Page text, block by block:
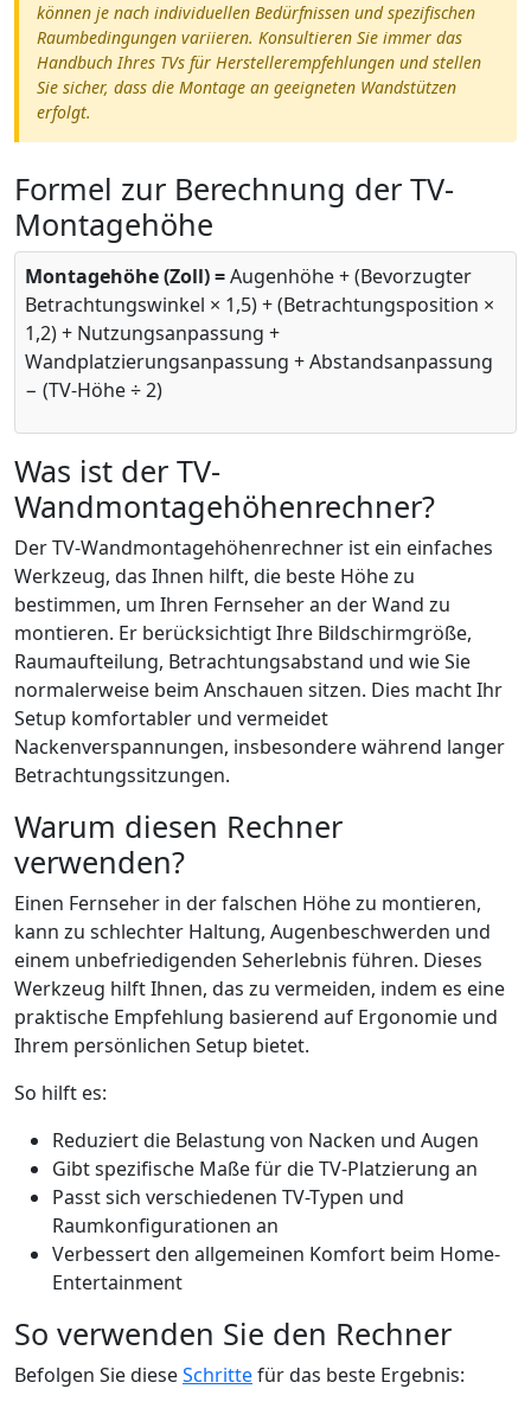
können je nach individuellen Bedürfnissen und spezifischen
Raumbedingungen variieren. Konsultieren Sie immer das
Handbuch Ihres TVs für Herstellerempfehlungen und stellen
Sie sicher, dass die Montage an geeigneten Wandstützen
erfolgt.
Formel zur Berechnung der TV-
Montagehöhe
Montagehöhe (Zoll) =Augenhöhe + (Bevorzugter
Betrachtungswinkel × 1,5) + (Betrachtungsposition ×
1,2) + Nutzungsanpassung +
Wandplatzierungsanpassung + Abstandsanpassung
− (TV-Höhe ÷ 2)
Was ist der TV-
Wandmontagehöhenrechner?
Der TV-Wandmontagehöhenrechner ist ein einfaches
Werkzeug, das Ihnen hilft, die beste Höhe zu
bestimmen, um Ihren Fernseher an der Wand zu
montieren. Er berücksichtigt Ihre Bildschirmgröße,
Raumaufteilung, Betrachtungsabstand und wie Sie
normalerweise beim Anschauen sitzen. Dies macht Ihr
Setup komfortabler und vermeidet
Nackenverspannungen, insbesondere während langer
Betrachtungssitzungen.
Warum diesen Rechner
verwenden?
Einen Fernseher in der falschen Höhe zu montieren,
kann zu schlechter Haltung, Augenbeschwerden und
einem unbefriedigenden Seherlebnis führen. Dieses
Werkzeug hilft Ihnen, das zu vermeiden, indem es eine
praktische Empfehlung basierend auf Ergonomie und
Ihrem persönlichen Setup bietet.
So hilft es:
Reduziert die Belastung von Nacken und Augen
Gibt spezifische Maße für die TV-Platzierung an
Passt sich verschiedenen TV-Typen und
Raumkonfigurationen an
Verbessert den allgemeinen Komfort beim Home-
Entertainment
So verwenden Sie den Rechner
Befolgen Sie dieseSchrittefür das beste Ergebnis: